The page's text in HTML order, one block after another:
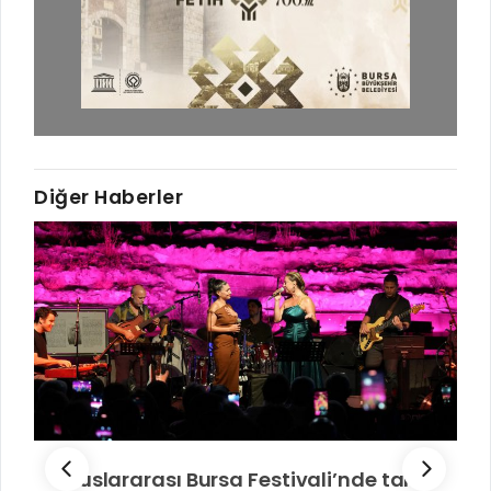
Diğer Haberler
Uluslararası Bursa Festivali’nde tarih